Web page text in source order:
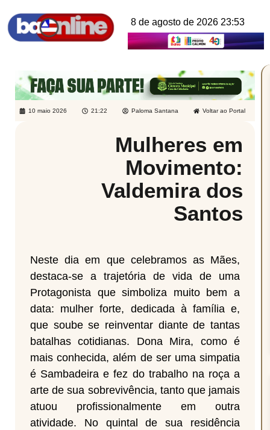
8 de agosto de 2026 23:53
10 maio 2026 21:22 Paloma Santana Voltar ao Portal
Mulheres em
Movimento:
Valdemira dos
Santos
Neste dia em que celebramos as Mães,
destaca-se a trajetória de vida de uma
Protagonista que simboliza muito bem a
data: mulher forte, dedicada à família e,
que soube se reinventar diante de tantas
batalhas cotidianas. Dona Mira, como é
mais conhecida, além de ser uma simpatia
é Sambadeira e fez do trabalho na roça a
arte de sua sobrevivência, tanto que jamais
atuou profissionalmente em outra
atividade. No quintal de sua residência